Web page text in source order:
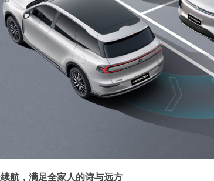
航，满足全家人的诗与远方